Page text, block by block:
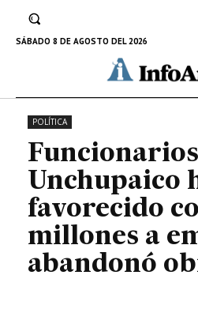
SÁBADO 8 DE AGOSTO DEL 2026abandonó
22 DE OCTUBRE
POLÍTICA
Unchupaico
favorecido
millones a
abandonó